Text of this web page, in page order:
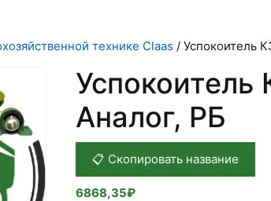
технике Claas / Успокоитель
Успокоитель
Аналог, РБ
📋 Скопировать название
6868,35₽